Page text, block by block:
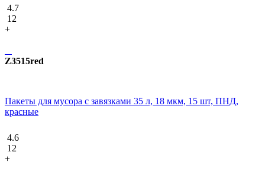
4.7
12
+
Z3515red
Пакеты для мусора с завязками 35 л, 18 мкм, 15 шт, ПНД,
красные
4.6
12
+